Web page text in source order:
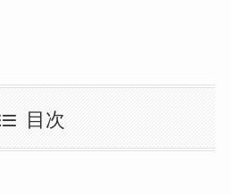
目次